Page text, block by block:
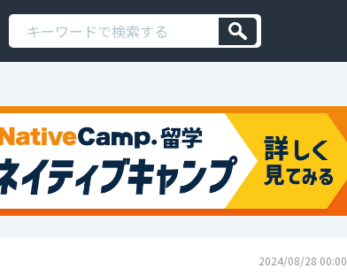
2024/08/28 00:00